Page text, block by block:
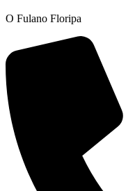
O Fulano Floripa